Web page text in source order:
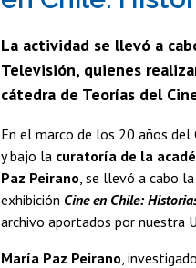
La actividad se llevó a
Televisión, quienes
cátedra de Teorías del
En el marco de los 20 años del
y bajo la curatoría de la
Paz Peirano , se llevó a cabo
exhibición Cine en Chile:
archivo aportados por nuestra
María Paz Peirano ,